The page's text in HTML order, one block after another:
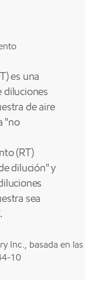
es una
diluciones
de aire
"no
(RT)
dilución" y
sea
Inc., basada en las
10